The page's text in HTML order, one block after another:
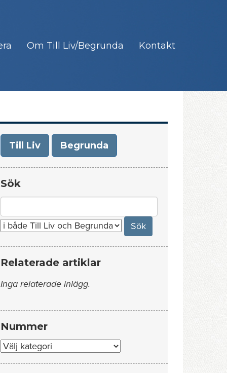
Om Till Liv/Begrunda Kontakt
Till Liv Begrunda
Sök
for:
Relaterade artiklar
Inga relaterade inlägg.
Nummer
Nummer